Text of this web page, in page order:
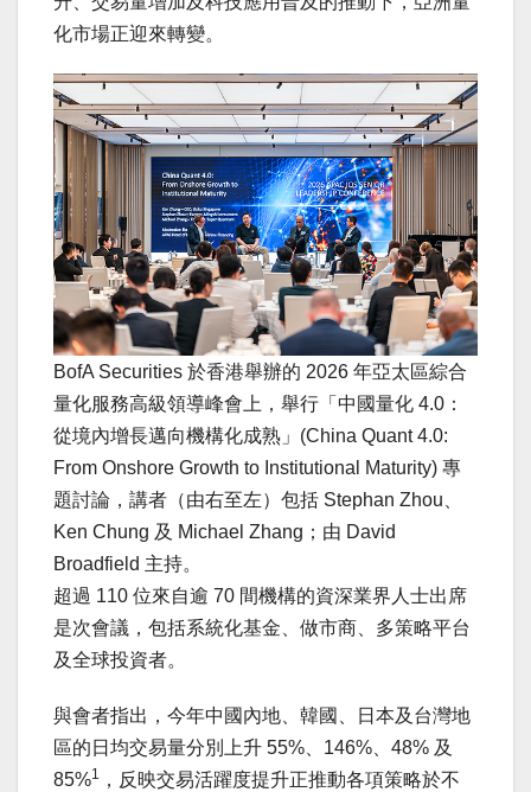
化市場正迎來轉變。
BofA Securities 於香港舉辦的 2026 年亞太區綜合
量化服務高級領導峰會上，舉行「中國量化 4.0：
從境內增長邁向機構化成熟」(China Quant 4.0:
From Onshore Growth to Institutional Maturity) 專
題討論，講者（由右至左）包括 Stephan Zhou、
Ken Chung 及 Michael Zhang；由 David
Broadfield 主持。
超過 110 位來自逾 70 間機構的資深業界人士出席
是次會議，包括系統化基金、做市商、多策略平台
及全球投資者。
與會者指出，今年中國內地、韓國、日本及台灣地
區的日均交易量分別上升 55%、146%、48% 及
85%1 ，反映交易活躍度提升正推動各項策略於不